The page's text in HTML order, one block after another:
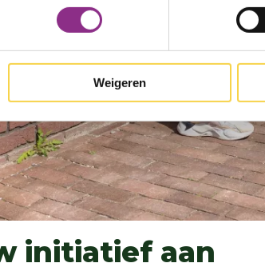
Weigeren
initiatief aan